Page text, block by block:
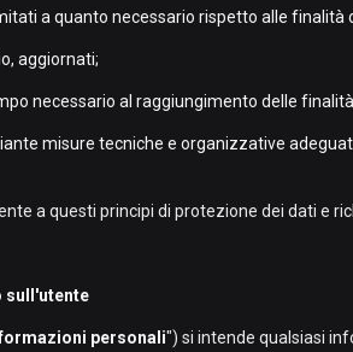
a quanto necessario rispetto alle finalità
aggiornati;
necessario al raggiungimento delle
misure tecniche e organizzative
a questi principi di protezione dei dati e
sull'utente
personali") si intende qualsiasi